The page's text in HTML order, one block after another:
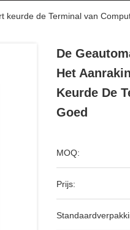
keurde de Terminal van
De
Het
Keurde De
Goed
MOQ:
Prijs: